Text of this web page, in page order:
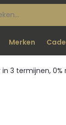
Merken
3 termijnen, 0%